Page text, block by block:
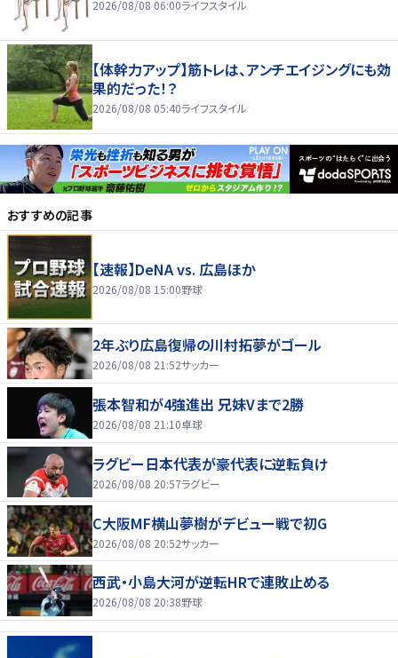
2026/08/08 06:00ライフスタイル
【体幹力アップ】筋トレは、アンチエイジングにも効
果的だった！？
2026/08/08 05:40ライフスタイル
おすすめの記事
【速報】DeNA vs. 広島ほか
2026/08/08 15:00野球
2年ぶり広島復帰の川村拓夢がゴール
2026/08/08 21:52サッカー
張本智和が4強進出 兄妹Vまで2勝
2026/08/08 21:10卓球
ラグビー日本代表が豪代表に逆転負け
2026/08/08 20:57ラグビー
C大阪MF横山夢樹がデビュー戦で初G
2026/08/08 20:52サッカー
西武・小島大河が逆転HRで連敗止める
2026/08/08 20:38野球